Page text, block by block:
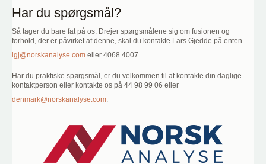
Har du spørgsmål?
Så tager du bare fat på os. Drejer spørgsmålene sig om fusionen og
forhold, der er påvirket af denne, skal du kontakte Lars Gjedde på enten
lgj@norskanalyse.com eller 4068 4007.
Har du praktiske spørgsmål, er du velkommen til at kontakte din daglige
kontaktperson eller kontakte os på 44 98 99 06 eller
denmark@norskanalyse.com.